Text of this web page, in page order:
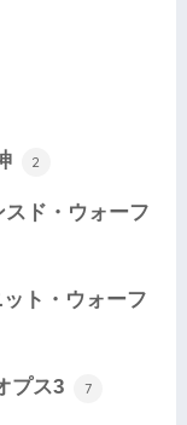
2
ド・ウォーフ
ト・ウォーフ
プス3 7